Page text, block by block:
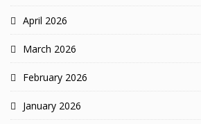
April 2026
March 2026
February 2026
January 2026